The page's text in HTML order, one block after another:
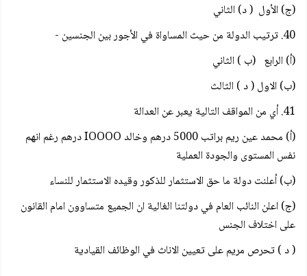
(ج) الأول ( د) الثاني
40. ترتيب الدولة من حيث المساواة في الأجور بين الجنسين -
(أ) الرابع (ب ) الثاني
(ب) الاول ( د ) الثالث
41. أي من المواقف التالية يعبر عن العدالة
(أ) محمد عين ريم براتب 5000 درهم وخالد IOOOO درهم رغم انهم
نفس المستوى والجودة العملية
(ب) أعلنت دولة ما حق الاستثمار للذكور وقيده الاستثمار للنساء
(ج) اعلن النائب العام في دولتنا الغالية ان الجميع متساوون امام القانون
على اختلاف الجنس
( د ) تحرص مريم على تعيين الاناث في الوظائف القيادية